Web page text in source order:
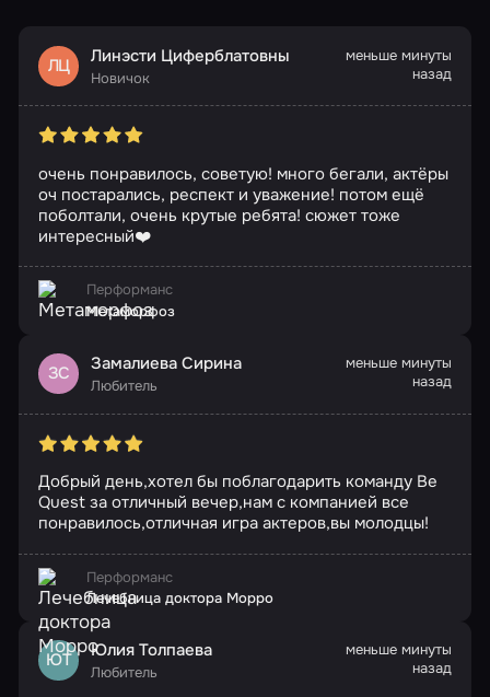
ЛЦ Линэсти Циферблатовны
Новичок
меньше минуты
назад
очень понравилось, советую! много бегали, актёры
оч постарались, респект и уважение! потом ещё
поболтали, очень крутые ребята! сюжет тоже
интересный❤️
Перформанс
Метаморфоз
ЗС Замалиева Сирина
Любитель
меньше минуты
назад
Добрый день,хотел бы поблагодарить команду Be
Quest за отличный вечер,нам с компанией все
понравилось,отличная игра актеров,вы молодцы!
Перформанс
Лечебница доктора Морро
ЮТ Юлия Толпаева
Любитель
меньше минуты
назад